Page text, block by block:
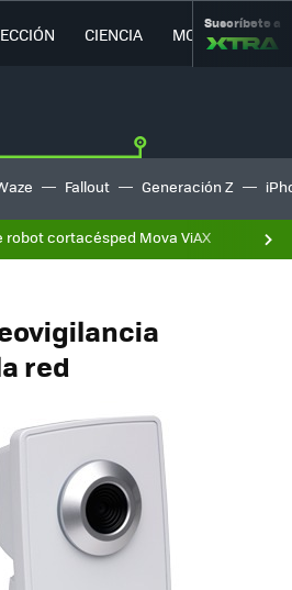
CIENCIA MOVILIDAD
Suscríbete a
Fallout Generación Z
robot cortacésped Mova ViAX
red